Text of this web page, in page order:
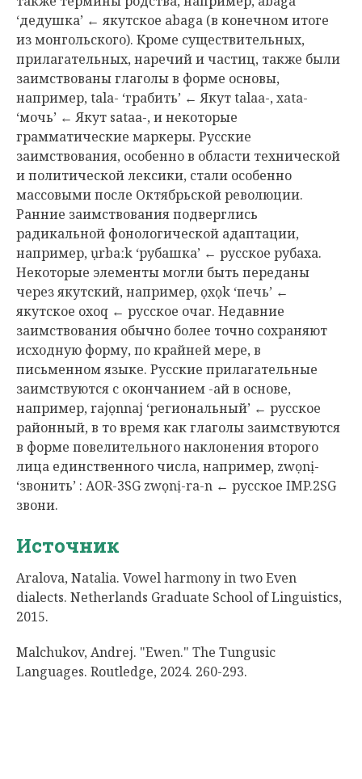
‘дедушка’ ← якутское abaga (в конечном итоге
из монгольского). Кроме существительных,
прилагательных, наречий и частиц, также были
заимствованы глаголы в форме основы,
например, tala- ‘грабить’ ← Якут talaa-, xata-
‘мочь’ ← Якут sataa-, и некоторые
грамматические маркеры. Русские
заимствования, особенно в области технической
и политической лексики, стали особенно
массовыми после Октябрьской революции.
Ранние заимствования подверглись
радикальной фонологической адаптации,
например, ụrbaːk ‘рубашка’ ← русское рубаха.
Некоторые элементы могли быть переданы
через якутский, например, ọxọk ‘печь’ ←
якутское oxoq ← русское очаг. Недавние
заимствования обычно более точно сохраняют
исходную форму, по крайней мере, в
письменном языке. Русские прилагательные
заимствуются с окончанием -ай в основе,
например, rajọnnaj ‘региональный’ ← русское
районный, в то время как глаголы заимствуются
в форме повелительного наклонения второго
лица единственного числа, например, zwọnị-
‘звонить’ : AOR-3SG zwọnị-ra-n ← русское IMP.2SG
звони.
Источник
Aralova, Natalia. Vowel harmony in two Even
dialects. Netherlands Graduate School of Linguistics,
2015.
Malchukov, Andrej. "Ewen." The Tungusic
Languages. Routledge, 2024. 260-293.